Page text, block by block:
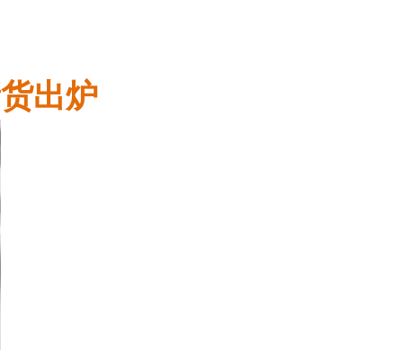
出炉